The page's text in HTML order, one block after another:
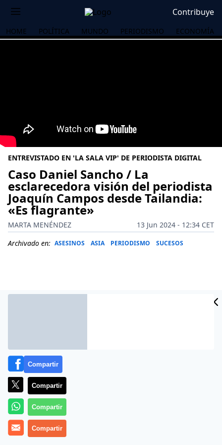
Contribuye
HOME POLÍTICA MUNDO PERIODISMO ECONOMÍA
ENTREVISTADO EN 'LA SALA VIP' DE PERIODISTA DIGITAL
Caso Daniel Sancho / La
esclarecedora visión del periodista
Joaquín Campos desde Tailandia:
«Es flagrante»
MARTA MENÉNDEZ
13 Jun 2024 - 12:34 CET
Archivado en: ASESINOS ASIA PERIODISMO SUCESOS
Más información
Compartir
Compartir
Compartir
Compartir